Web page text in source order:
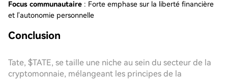
Focus communautaire : Forte emphase sur la liberté financière
et l'autonomie personnelle
Conclusion
Tate, $TATE, se taille une niche au sein du secteur de la
cryptomonnaie, mélangeant les principes de la